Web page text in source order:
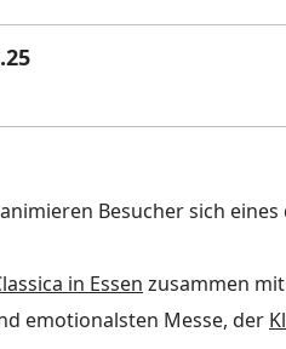
Besucher sich eines
in Essen zusammen
emotionalsten Messe, der